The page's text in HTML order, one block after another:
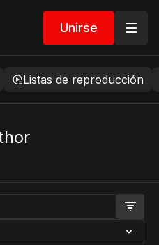
Unirse
Listas de reproducción